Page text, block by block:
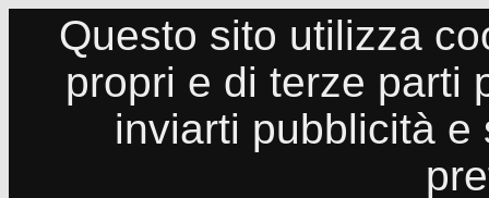
Questo sito utilizza
propri e di terze parti
inviarti pubblicità